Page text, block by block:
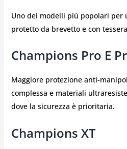
Uno dei modelli più popolari per
protetto da brevetto e con
Champions Pro E
Maggiore protezione anti-
complessa e materiali
dove la sicurezza è prioritaria.
Champions XT